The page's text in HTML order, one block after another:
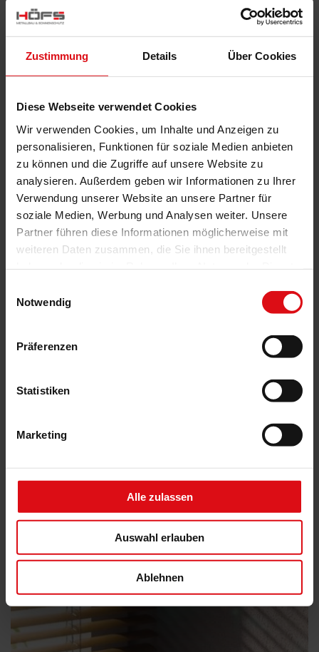
Zustimmung Details Über Cookies
Diese Webseite verwendet Cookies
Wir verwenden Cookies, um Inhalte und Anzeigen zu
personalisieren, Funktionen für soziale Medien anbieten
zu können und die Zugriffe auf unsere Website zu
analysieren. Außerdem geben wir Informationen zu Ihrer
Verwendung unserer Website an unsere Partner für
soziale Medien, Werbung und Analysen weiter. Unsere
Partner führen diese Informationen möglicherweise mit
weiteren Daten zusammen, die Sie ihnen bereitgestellt
Notwendig
Präferenzen
Statistiken
Marketing
Alle zulassen
Auswahl erlauben
Ablehnen
Der WAREMA Timer sorgt für eine verlässliche zeit-
Sonnenschutzes. Damit genießen Sie nicht nur ein
Höchstmaß an Komfort, da Ihr Sonnenschutz
automatisch schließt und hochfährt, Sie gewinnen auch
an Sicherheit. Denn durch die Anwesenheitssimulation
wirkt Ihr Haus bewohnt. Ein wichtiger Beitrag zum
vorbeugenden Einbruchschutz.
Brillante Extras
Wetterstation multisense
Motorsteuereinheiten und Geschossansteuerungen